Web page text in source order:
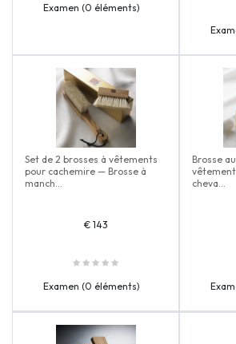
Examen (0 éléments)
Set de 2 brosses à vêtements
pour cachemire — Brosse à
manch...
€ 143
Examen (0 éléments)
Brosse
cheva...